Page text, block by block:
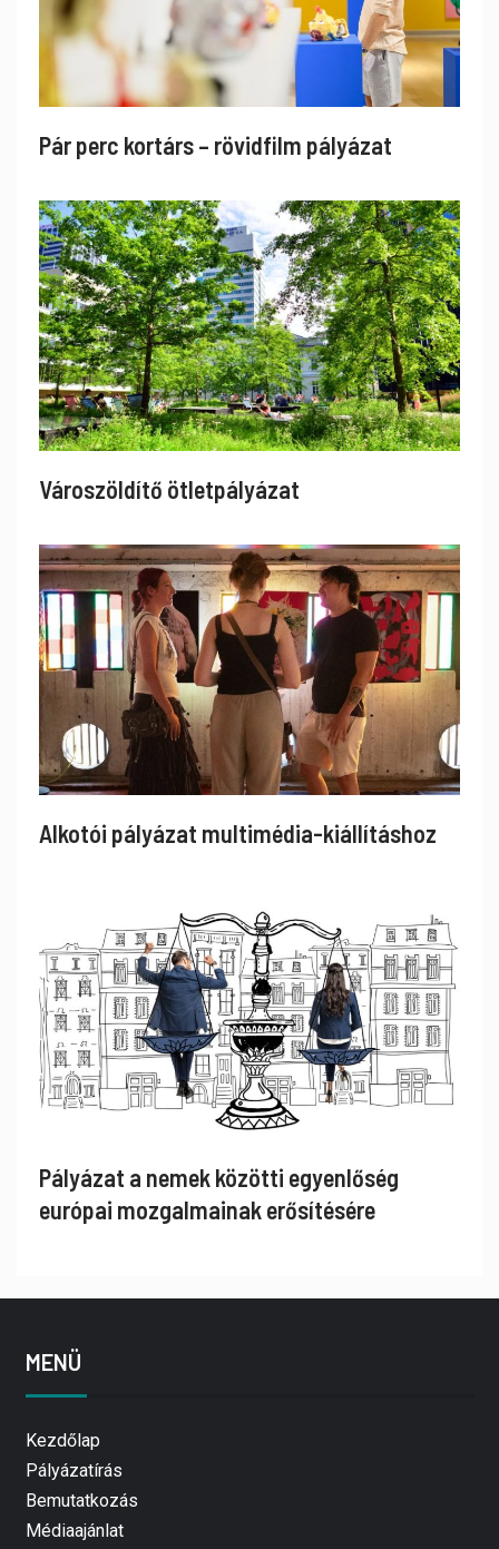
Pár perc kortárs – rövidfilm pályázat
Városzöldítő ötletpályázat
Alkotói pályázat multimédia-kiállításhoz
Pályázat a nemek közötti egyenlőség
európai mozgalmainak erősítésére
MENÜ
Kezdőlap
Pályázatírás
Bemutatkozás
Médiaajánlat